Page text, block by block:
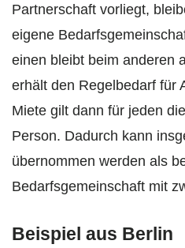
Partnerschaft vorliegt,
eigene
einen bleibt beim anderen
erhält den Regelbedarf für
Miete gilt dann für jeden
Person. Dadurch kann
übernommen werden als
Bedarfsgemeinschaft mit
Beispiel aus Berlin